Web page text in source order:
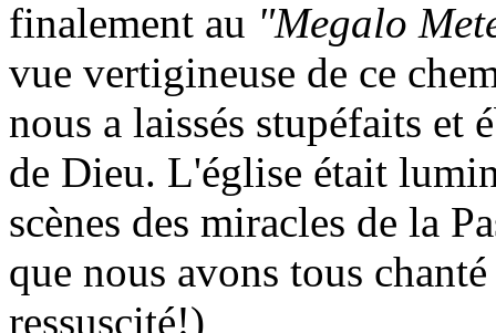
finalement au "Megalo
vue vertigineuse de ce
nous a laissés stupéfaits
de Dieu. L'église était
scènes des miracles de la
que nous avons tous
ressuscité!)